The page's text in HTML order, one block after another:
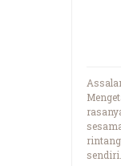
sendiri.